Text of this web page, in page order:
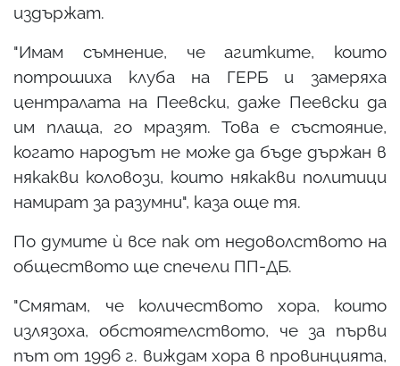
издържат.
"Имам съмнение, че агитките, които
потрошиха клуба на ГЕРБ и замеряха
централата на Пеевски, даже Пеевски да
им плаща, го мразят. Това е състояние,
когато народът не може да бъде държан в
някакви коловози, които някакви политици
намират за разумни", каза още тя.
По думите ѝ все пак от недоволството на
обществото ще спечели ПП-ДБ.
"Смятам, че количеството хора, които
излязоха, обстоятелството, че за първи
път от 1996 г. виждам хора в провинцията,